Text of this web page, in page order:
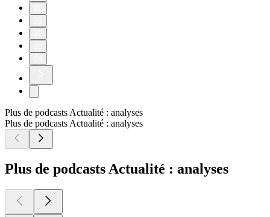
Plus de podcasts Actualité : analyses
Plus de podcasts Actualité : analyses
Plus de podcasts Actualité : analyses